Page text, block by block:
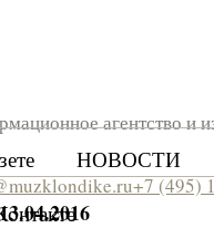
агентство и
НОВОСТИ
+7 (495)
13.04.2016